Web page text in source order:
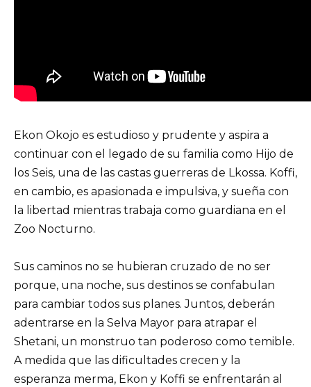
Ekon Okojo es estudioso y prudente y aspira a
continuar con el legado de su familia como Hijo de
los Seis, una de las castas guerreras de Lkossa. Koffi,
en cambio, es apasionada e impulsiva, y sueña con
la libertad mientras trabaja como guardiana en el
Zoo Nocturno.
Sus caminos no se hubieran cruzado de no ser
porque, una noche, sus destinos se confabulan
para cambiar todos sus planes. Juntos, deberán
adentrarse en la Selva Mayor para atrapar el
Shetani, un monstruo tan poderoso como temible.
A medida que las dificultades crecen y la
esperanza merma, Ekon y Koffi se enfrentarán al